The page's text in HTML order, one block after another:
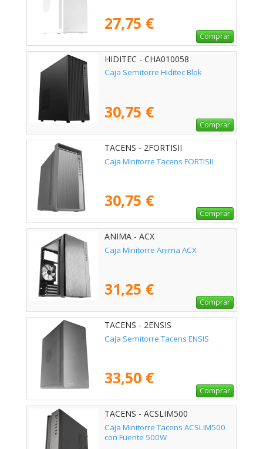
27,75 €
Comprar
HIDITEC - CHA010058
Caja Semitorre Hiditec Blok
30,75 €
Comprar
TACENS - 2FORTISII
Caja Minitorre Tacens FORTISII
30,75 €
Comprar
ANIMA - ACX
Caja Minitorre Anima ACX
31,25 €
Comprar
TACENS - 2ENSIS
Caja Semitorre Tacens ENSIS
33,50 €
Comprar
TACENS - ACSLIM500
Caja Minitorre Tacens ACSLIM500
con Fuente 500W